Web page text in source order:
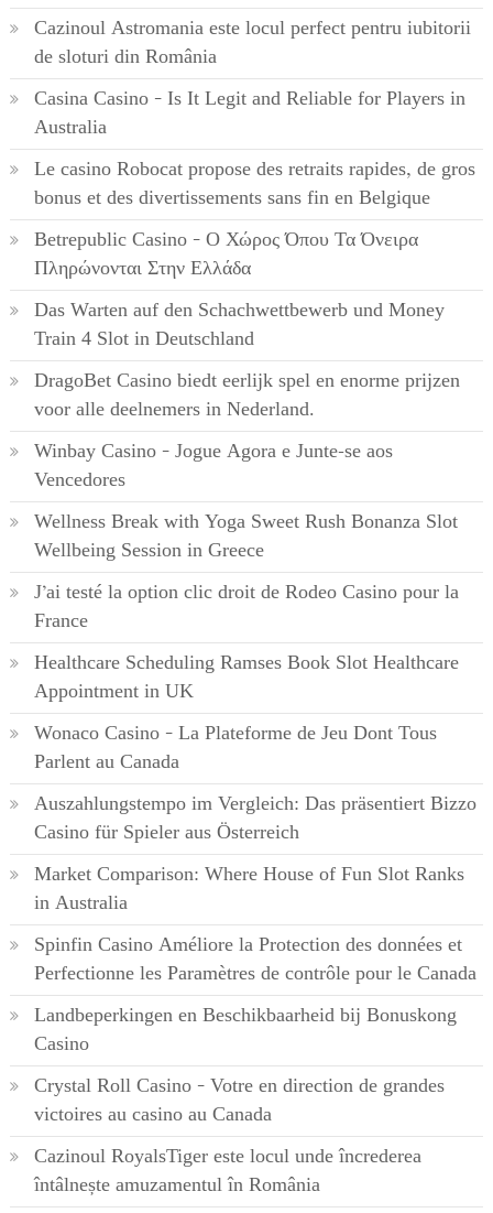
Cazinoul Astromania este locul perfect pentru iubitorii
de sloturi din România
Casina Casino – Is It Legit and Reliable for Players in
Australia
Le casino Robocat propose des retraits rapides, de gros
bonus et des divertissements sans fin en Belgique
Betrepublic Casino – Ο Χώρος Όπου Τα Όνειρα
Πληρώνονται Στην Ελλάδα
Das Warten auf den Schachwettbewerb und Money
Train 4 Slot in Deutschland
DragoBet Casino biedt eerlijk spel en enorme prijzen
voor alle deelnemers in Nederland.
Winbay Casino – Jogue Agora e Junte-se aos
Vencedores
Wellness Break with Yoga Sweet Rush Bonanza Slot
Wellbeing Session in Greece
J’ai testé la option clic droit de Rodeo Casino pour la
France
Healthcare Scheduling Ramses Book Slot Healthcare
Appointment in UK
Wonaco Casino – La Plateforme de Jeu Dont Tous
Parlent au Canada
Auszahlungstempo im Vergleich: Das präsentiert Bizzo
Casino für Spieler aus Österreich
Market Comparison: Where House of Fun Slot Ranks
in Australia
Spinfin Casino Améliore la Protection des données et
Perfectionne les Paramètres de contrôle pour le Canada
Landbeperkingen en Beschikbaarheid bij Bonuskong
Casino
Crystal Roll Casino – Votre en direction de grandes
victoires au casino au Canada
Cazinoul RoyalsTiger este locul unde încrederea
întâlnește amuzamentul în România